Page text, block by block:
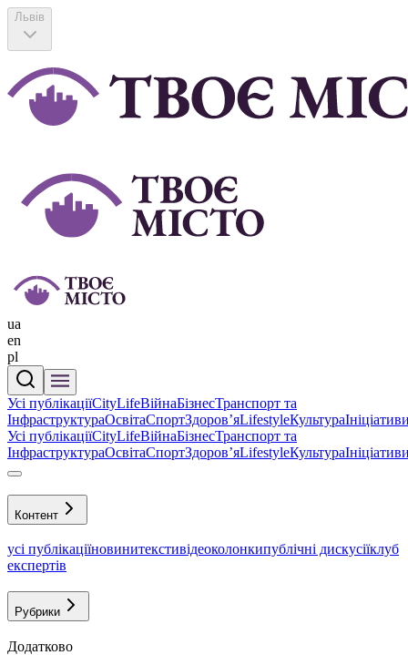
Львів
ua
en
pl
Усі публікаціїCityLifeВійнаБізнесТранспорт та
ІнфраструктураОсвітаСпортЗдоровʼяLifestyleКультура
Усі публікаціїCityLifeВійнаБізнесТранспорт та
ІнфраструктураОсвітаСпортЗдоровʼяLifestyleКультура
Контент
усі публікаціїновинитекстивідеоколонкипублічні дискусіїклуб
експертів
Рубрики
Додатково